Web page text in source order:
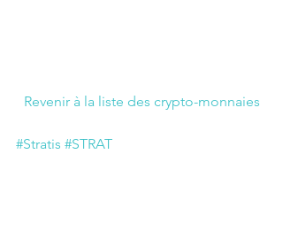
Revenir à la liste des crypto-monnaies
#Stratis #STRAT